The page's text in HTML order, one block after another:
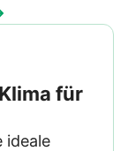
für
ideale